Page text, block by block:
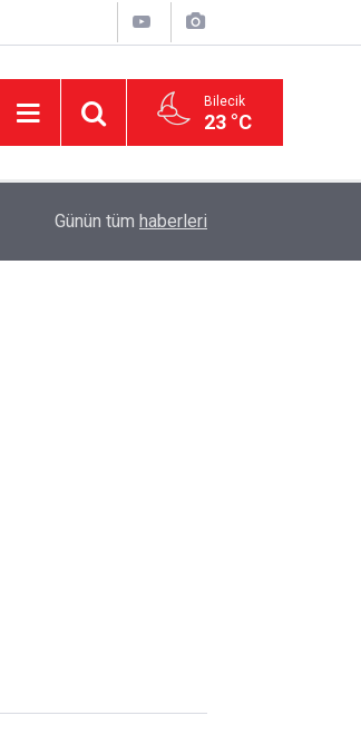
Bilecik
23 °C
Köy Muhtarlarına İmar Bilgilendirmesi
Günün tüm haberleri